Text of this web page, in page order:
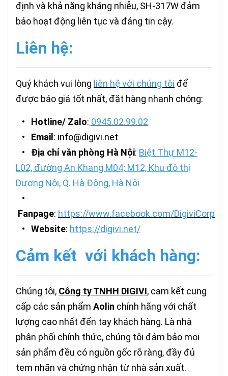
định và khả năng kháng nhiễu, SH-317W đảm
bảo hoạt động liên tục và đáng tin cậy.
Liên hệ:
Quý khách vui lòng liên hệ với chúng tôi để
được báo giá tốt nhất, đặt hàng nhanh chóng:
• Hotline/ Zalo: 0945.02.99.02
• Email : info@digivi.net
• Địa chỉ văn phòng Hà Nội: Biệt Thự M12-
L02, đường An Khang M04; M12, Khu đô thị
Dương Nội, Q. Hà Đông, Hà Nội
•
Fanpage: https://www.facebook.com/DigiviCorp
• Website: https://digivi.net/
Cảm kết với khách hàng:
Chúng tôi, Công ty TNHH DIGIVI, cam kết cung
cấp các sản phẩm Aolin chính hãng với chất
lượng cao nhất đến tay khách hàng. Là nhà
phân phối chính thức, chúng tôi đảm bảo mọi
sản phẩm đều có nguồn gốc rõ ràng, đầy đủ
tem nhãn và chứng nhận từ nhà sản xuất.